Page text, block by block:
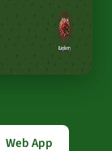
Web App